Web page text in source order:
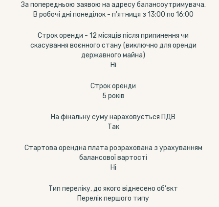
За попередньою заявою на адресу балансоутримувача.
В робочі дні понеділок - п'ятниця з 13:00 по 16:00
Строк оренди - 12 місяців після припинення чи
скасування воєнного стану (виключно для оренди
державного майна)
Ні
Строк оренди
5 років
На фінальну суму нараховується ПДВ
Так
Стартова орендна плата розрахована з урахуванням
балансової вартості
Ні
Тип переліку, до якого віднесено об'єкт
Перелік першого типу